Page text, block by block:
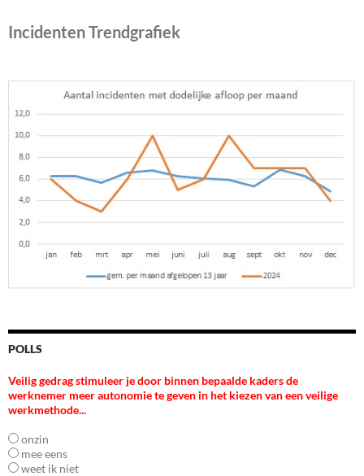
Incidenten Trendgrafiek
POLLS
Veilig gedrag stimuleer je door binnen bepaalde kaders de
werknemer meer autonomie te geven in het kiezen van een veilige
werkmethode...
onzin
mee eens
weet ik niet